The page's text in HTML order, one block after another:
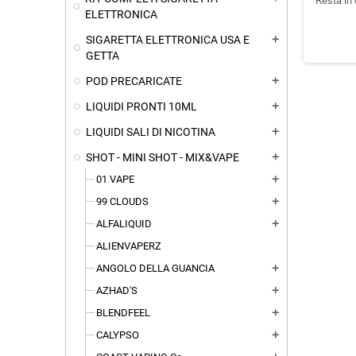
ELETTRONICA
SIGARETTA ELETTRONICA USA E
GETTA
add
POD PRECARICATE add
LIQUIDI PRONTI 10ML add
LIQUIDI SALI DI NICOTINA add
SHOT - MINI SHOT - MIX&VAPE add
01 VAPE add
99 CLOUDS add
ALFALIQUID add
ALIENVAPERZ
ANGOLO DELLA GUANCIA
add
AZHAD'S add
BLENDFEEL add
CALYPSO add